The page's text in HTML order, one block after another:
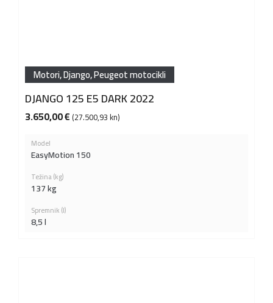
Motori,Django,Peugeot motocikli
DJANGO 125 E5 DARK 2022
3.650,00€ (27.500,93 kn)
Model
EasyMotion 150
Težina (kg)
137 kg
Spremnik (l)
8,5 l